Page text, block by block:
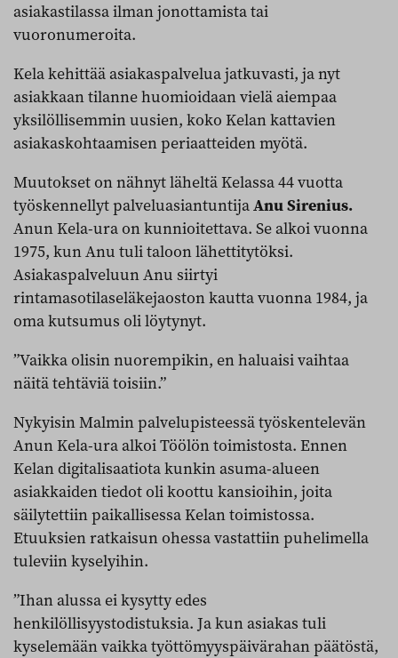
asiakastilassa ilman jonottamista tai
vuoronumeroita.
Kela kehittää asiakaspalvelua jatkuvasti, ja nyt
asiakkaan tilanne huomioidaan vielä aiempaa
yksilöllisemmin uusien, koko Kelan kattavien
asiakaskohtaamisen periaatteiden myötä.
Muutokset on nähnyt läheltä Kelassa 44 vuotta
työskennellyt palveluasiantuntijaAnu Sirenius.
Anun Kela-ura on kunnioitettava. Se alkoi vuonna
1975, kun Anu tuli taloon lähettitytöksi.
Asiakaspalveluun Anu siirtyi
rintamasotilaseläkejaoston kautta vuonna 1984, ja
oma kutsumus oli löytynyt.
”Vaikka olisin nuorempikin, en haluaisi vaihtaa
näitä tehtäviä toisiin.”
Nykyisin Malmin palvelupisteessä työskentelevän
Anun Kela-ura alkoi Töölön toimistosta. Ennen
Kelan digitalisaatiota kunkin asuma-alueen
asiakkaiden tiedot oli koottu kansioihin, joita
säilytettiin paikallisessa Kelan toimistossa.
Etuuksien ratkaisun ohessa vastattiin puhelimella
tuleviin kyselyihin.
”Ihan alussa ei kysytty edes
henkilöllisyystodistuksia. Ja kun asiakas tuli
kyselemään vaikka työttömyyspäivärahan päätöstä,